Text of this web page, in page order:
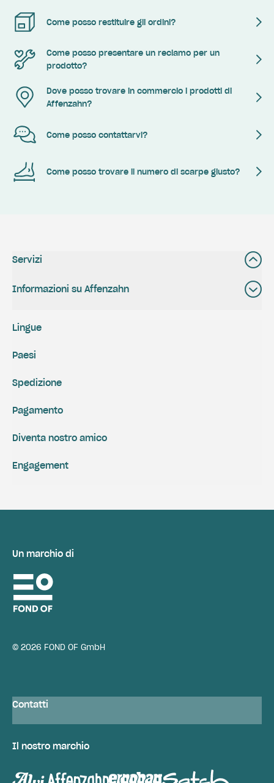
Come posso restituire gli ordini?
Come posso presentare un reclamo per un
prodotto?
Dove posso trovare in commercio i prodotti di
Affenzahn?
Come posso contattarvi?
Come posso trovare il numero di scarpe giusto?
Servizi
Informazioni su Affenzahn
Spedizione
Pagamento
Engagement
Diventa nostro amico
Lingue
Paesi
Un marchio di
© 2026 FOND OF GmbH
Contatti
Il nostro marchio